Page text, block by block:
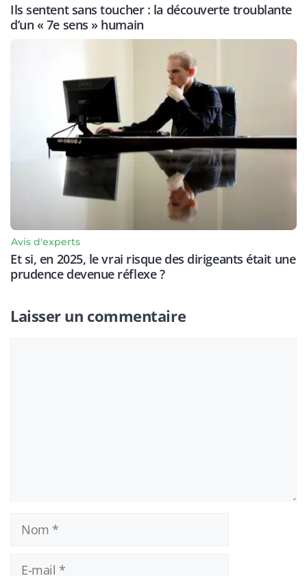
Ils sentent sans toucher : la découverte troublante
d’un « 7e sens » humain
Avis d'experts
Et si, en 2025, le vrai risque des dirigeants était une
prudence devenue réflexe ?
Laisser un commentaire
Nom